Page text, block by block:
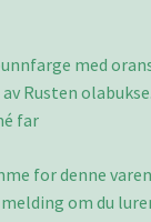
med
Rusten
far
for denne
om du